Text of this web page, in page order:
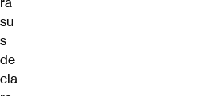
su
s
de
cla